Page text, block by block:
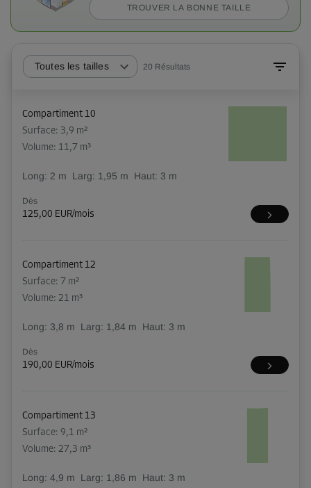
TROUVER LA BONNE TAILLE
Toutes les tailles 20 Résultats
Compartiment 10
Surface: 3,9 m²
Volume: 11,7 m³
Long: 2 m Larg: 1,95 m Haut: 3 m
Dès
125,00 EUR/mois
Compartiment 12
Surface: 7 m²
Volume: 21 m³
Long: 3,8 m Larg: 1,84 m Haut: 3 m
Dès
190,00 EUR/mois
Compartiment 13
Surface: 9,1 m²
Volume: 27,3 m³
Long: 4,9 m Larg: 1,86 m Haut: 3 m